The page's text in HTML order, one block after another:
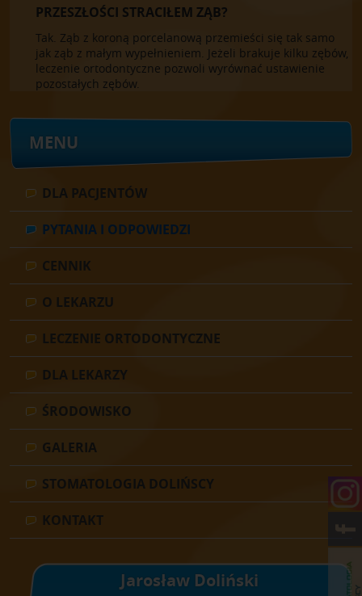
MENU
DLA PACJENTÓW
PYTANIA I ODPOWIEDZI
CENNIK
O LEKARZU
LECZENIE ORTODONTYCZNE
DLA LEKARZY
ŚRODOWISKO
GALERIA
STOMATOLOGIA DOLIŃSCY
KONTAKT
Jarosław Doliński
PRZESZŁOŚCI STRACIŁEM ZĄB?
Tak. Ząb z koroną porcelanową przemieści się tak samo
jak ząb z małym wypełnieniem. Jeżeli brakuje kilku zębów,
leczenie ortodontyczne pozwoli wyrównać ustawienie
pozostałych zębów.